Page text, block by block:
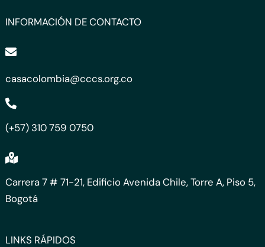
INFORMACIÓN DE CONTACTO
casacolombia@cccs.org.co
(+57) 310 759 0750
Carrera 7 # 71-21, Edificio Avenida Chile, Torre A, Piso 5,
Bogotá
LINKS RÁPIDOS